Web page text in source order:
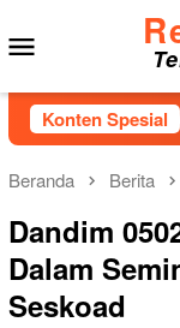
ke
konten
Konten Spesial
Perkuat
Beranda Berita
Dandim
Dalam
Seskoad